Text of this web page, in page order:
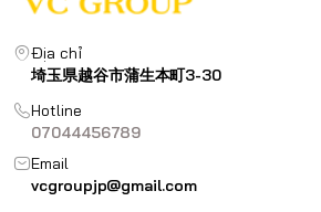
Địa chỉ
埼玉県越谷市蒲生本町3-30
Hotline
07044456789
Email
vcgroupjp@gmail.com